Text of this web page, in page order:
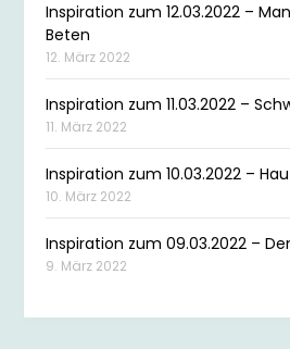
Inspiration zum 12.03.2022 –
Beten
12. März 2022
Inspiration zum 11.03.2022 –
11. März 2022
Inspiration zum 10.03.2022 –
10. März 2022
Inspiration zum 09.03.2022 –
9. März 2022